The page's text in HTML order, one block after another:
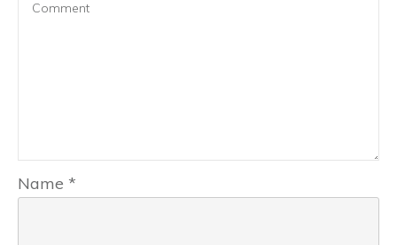
Name *